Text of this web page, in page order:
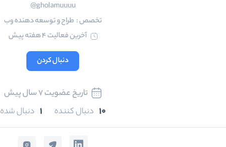
gholamuuuu@
تخصص : طراح و توسعه دهنده وب
آخرین فعالیت 4 هفته پیش
دنبال کردن
10 دنبال کننده 1 دنبال شده
تاریخ عضویت 7 سال پیش